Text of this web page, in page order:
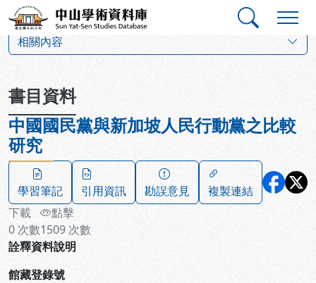
跳到主要內容
中山學術資料庫
相關內容
書目資料
中國國民黨與新加坡人民行動黨之比較
研究
學習筆記 引用資訊 勘誤意見
複製連結
下載
0 次數
點擊
1509 次數
詮釋資料說明
館藏登錄號